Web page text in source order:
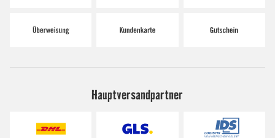
Hauptversandpartner